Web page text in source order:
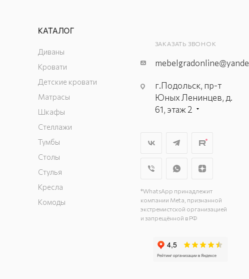
КАТАЛОГ
Диваны
Кровати
Детские кровати
Матрасы
Шкафы
Стеллажи
Тумбы
Столы
Стулья
Кресла
Комоды
ЗАКАЗАТЬ ЗВОНОК
г.Подольск, пр-т
Юных Ленинцев, д.
61, этаж 2
29, стр.1, 2 этаж,
г. Подольск, ул.
г. Подольск, ул.
Загородная, д. 1
*WhatsApp принадлежит
компании Meta, признанной
экстремистской организацией
и запрещённой в РФ